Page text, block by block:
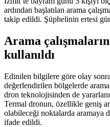
ardından başlatılan arama
takip edildi. Şüphelinin ertesi
Arama
kullanıldı
Edinilen bilgilere göre olay
değerlendirilen bölgelerde
dron teknolojisinden de
Termal dronun, özellikle geniş
olabileceği noktalarda aramaya
ifade edildi.